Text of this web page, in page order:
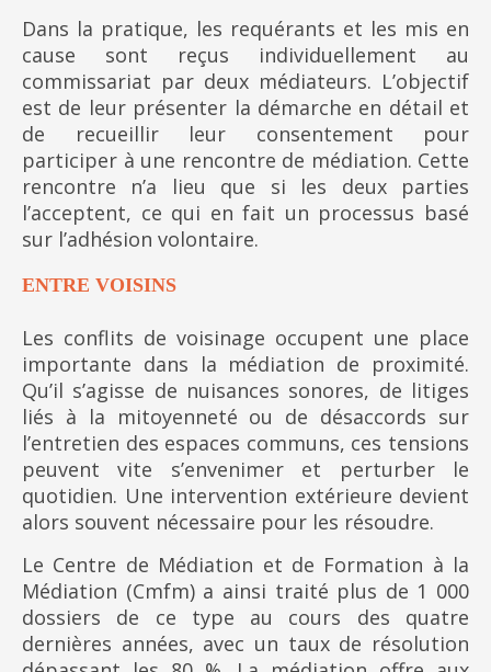
Dans la pratique, les requérants et les mis en
cause sont reçus individuellement au
commissariat par deux médiateurs. L’objectif
est de leur présenter la démarche en détail et
de recueillir leur consentement pour
participer à une rencontre de médiation. Cette
rencontre n’a lieu que si les deux parties
l’acceptent, ce qui en fait un processus basé
sur l’adhésion volontaire.
ENTRE VOISINS
Les conflits de voisinage occupent une place
importante dans la médiation de proximité.
Qu’il s’agisse de nuisances sonores, de litiges
liés à la mitoyenneté ou de désaccords sur
l’entretien des espaces communs, ces tensions
peuvent vite s’envenimer et perturber le
quotidien. Une intervention extérieure devient
alors souvent nécessaire pour les résoudre.
Le Centre de Médiation et de Formation à la
Médiation (Cmfm) a ainsi traité plus de 1 000
dossiers de ce type au cours des quatre
dernières années, avec un taux de résolution